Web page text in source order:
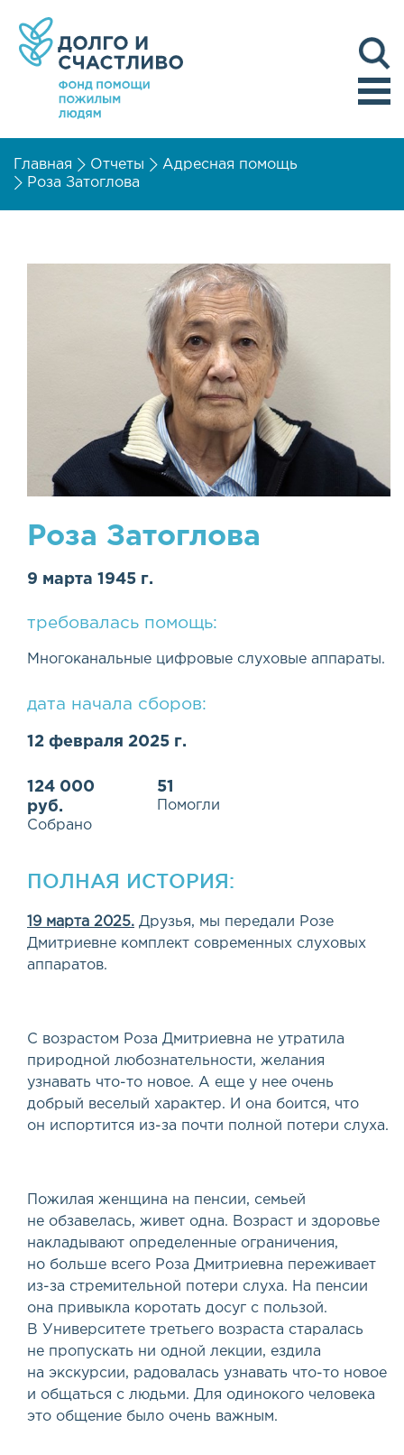
Главная Отчеты
Адресная помощь
Роза Затоглова
Роза Затоглова
9 марта 1945 г.
требовалась помощь:
Многоканальные цифровые слуховые аппараты.
дата начала сборов:
12 февраля 2025 г.
124 000
руб.
Собрано
51
Помогли
ПОЛНАЯ ИСТОРИЯ:
19 марта 2025. Друзья, мы передали Розе
Дмитриевне комплект современных слуховых
аппаратов.
С возрастом Роза Дмитриевна не утратила
природной любознательности, желания
узнавать что-то новое. А еще у нее очень
добрый веселый характер. И она боится, что
он испортится из-за почти полной потери слуха.
Пожилая женщина на пенсии, семьей
не обзавелась, живет одна. Возраст и здоровье
накладывают определенные ограничения,
но больше всего Роза Дмитриевна переживает
из-за стремительной потери слуха. На пенсии
она привыкла коротать досуг с пользой.
В Университете третьего возраста старалась
не пропускать ни одной лекции, ездила
на экскурсии, радовалась узнавать что-то новое
и общаться с людьми. Для одинокого человека
это общение было очень важным.